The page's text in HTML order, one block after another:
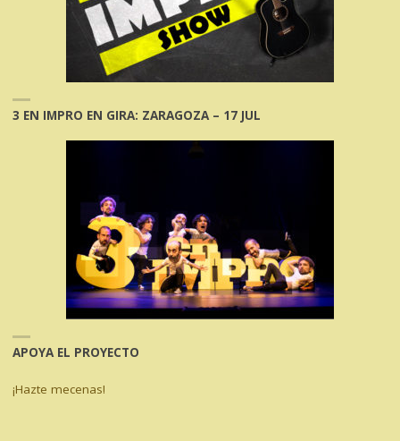
3 EN IMPRO EN GIRA: ZARAGOZA – 17 JUL
APOYA EL PROYECTO
¡Hazte mecenas!